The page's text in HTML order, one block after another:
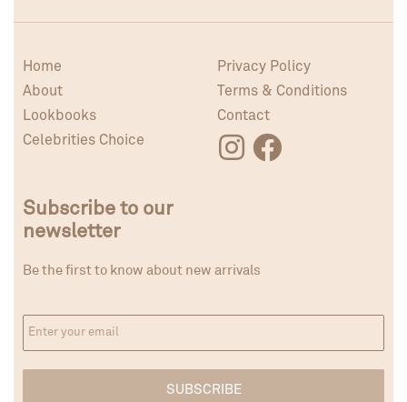
Home
About
Lookbooks
Celebrities Choice
Privacy Policy
Terms & Conditions
Contact
Subscribe to our
newsletter
Be the first to know about new arrivals